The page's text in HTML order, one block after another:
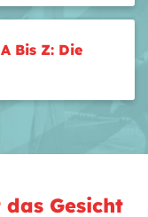
Bis Z: Die
Gesicht